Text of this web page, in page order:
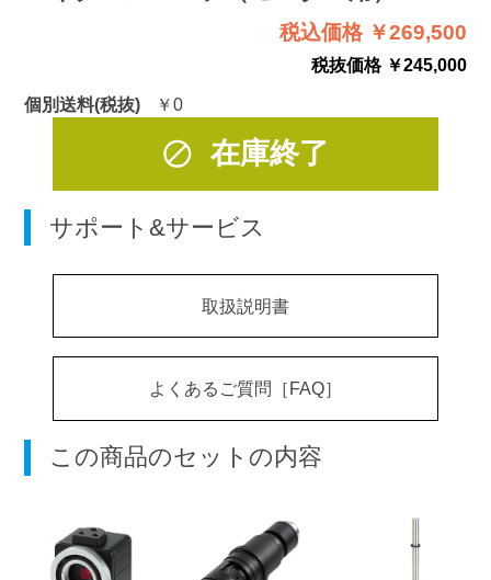
税込価格 ￥269,500
税抜価格 ￥245,000
個別送料(税抜)
￥0
在庫終了
サポート&サービス
取扱説明書
よくあるご質問［FAQ］
この商品のセットの内容